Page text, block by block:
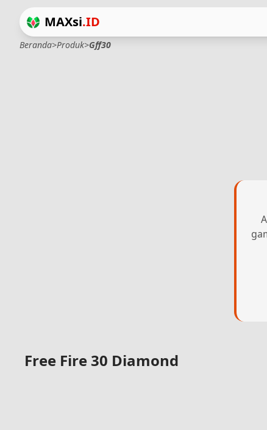
MAXsi.ID
Beranda>Produk>Gff30
Free Fire 30 Diamond